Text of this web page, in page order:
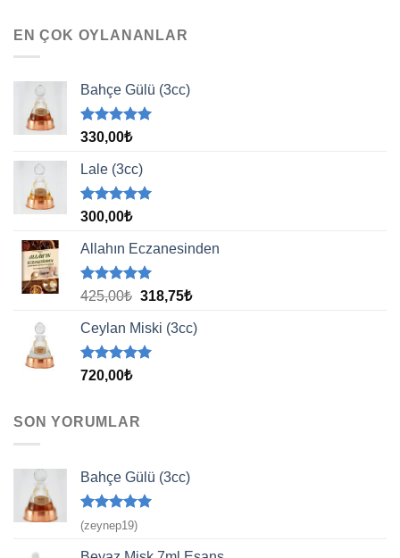
EN ÇOK OYLANANLAR
Bahçe Gülü (3cc)
5 üzerinden
aldı
330,00₺
Lale (3cc)
5 üzerinden
aldı
300,00₺
Allahın Eczanesinden
5 üzerinden
aldı
425,00₺ Orijinal
425,00₺.
318,75₺Şu
fiyat:
Ceylan Miski (3cc)
5 üzerinden
720,00₺
SON YORUMLAR
Bahçe Gülü (3cc)
5 üzerinden
5
oy aldı
(zeynep19)